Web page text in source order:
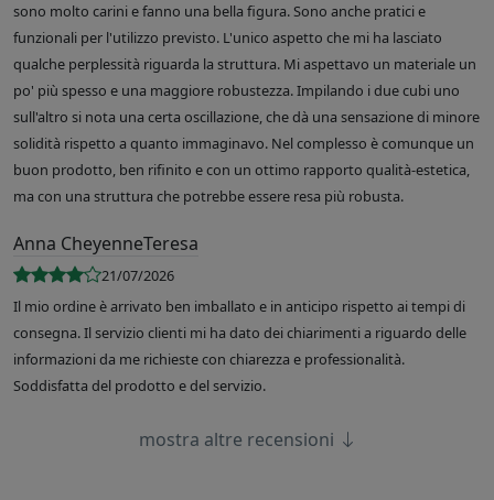
sono molto carini e fanno una bella figura. Sono anche pratici e
funzionali per l'utilizzo previsto. L'unico aspetto che mi ha lasciato
qualche perplessità riguarda la struttura. Mi aspettavo un materiale un
po' più spesso e una maggiore robustezza. Impilando i due cubi uno
sull'altro si nota una certa oscillazione, che dà una sensazione di minore
solidità rispetto a quanto immaginavo. Nel complesso è comunque un
buon prodotto, ben rifinito e con un ottimo rapporto qualità-estetica,
ma con una struttura che potrebbe essere resa più robusta.
Anna CheyenneTeresa
21/07/2026
Il mio ordine è arrivato ben imballato e in anticipo rispetto ai tempi di
consegna. Il servizio clienti mi ha dato dei chiarimenti a riguardo delle
informazioni da me richieste con chiarezza e professionalità.
Soddisfatta del prodotto e del servizio.
mostra altre recensioni